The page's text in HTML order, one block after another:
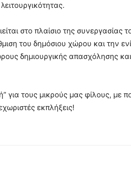
στο πλαίσιο της συνεργασίας
του δημόσιου χώρου και την
δημιουργικής απασχόλησης
για τους μικρούς μας φίλους, με
εκπλήξεις!